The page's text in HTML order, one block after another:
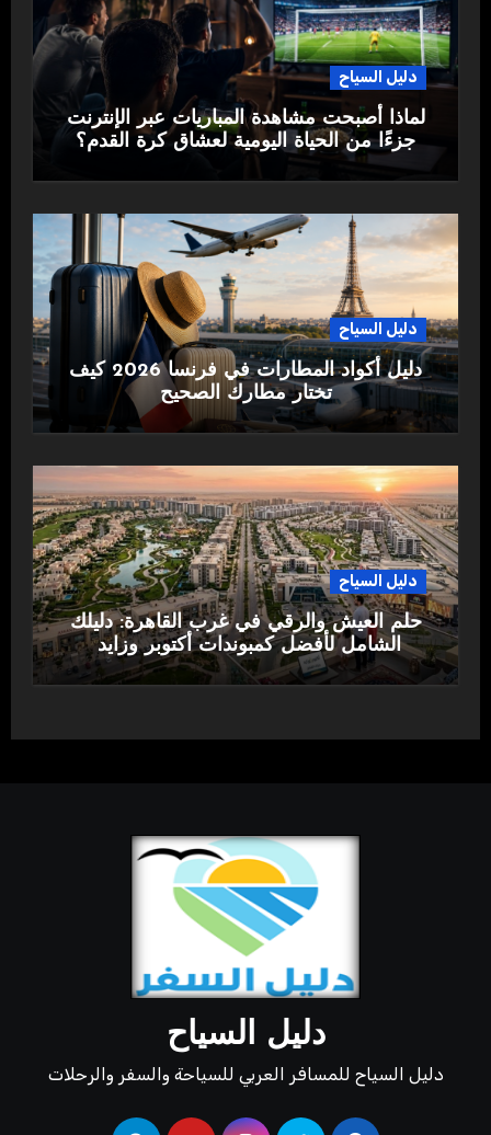
دليل السياح
لماذا أصبحت مشاهدة المباريات عبر الإنترنت
جزءًا من الحياة اليومية لعشاق كرة القدم؟
دليل السياح
دليل أكواد المطارات في فرنسا 2026 كيف
تختار مطارك الصحيح
دليل السياح
حلم العيش والرقي في غرب القاهرة: دليلك
الشامل لأفضل كمبوندات أكتوبر وزايد
دليل السياح
دليل السياح للمسافر العربي للسياحة والسفر والرحلات